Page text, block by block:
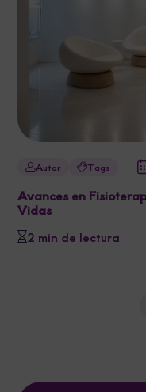
Autor Tags
Avances en
Vidas
2 min de lectura